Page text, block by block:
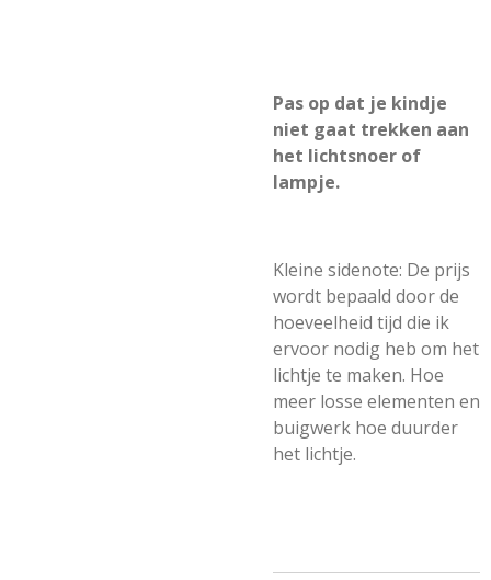
Pas op dat je kindje
niet gaat trekken aan
het lichtsnoer of
lampje.
Kleine sidenote: De prijs
wordt bepaald door de
hoeveelheid tijd die ik
ervoor nodig heb om het
lichtje te maken. Hoe
meer losse elementen en
buigwerk hoe duurder
het lichtje.